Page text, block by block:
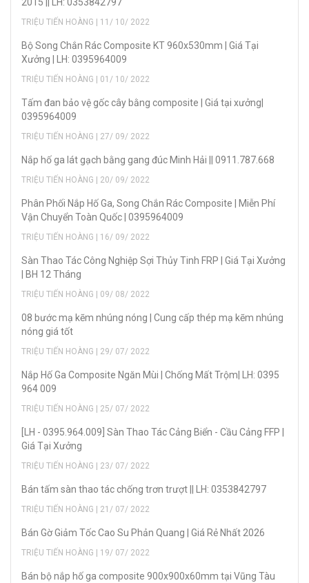
TRIỆU TIẾN HOÀNG | 11/ 10/ 2022
Bộ Song Chắn Rác Composite KT 960x530mm | Giá Tại
Xưởng | LH: 0395964009
TRIỆU TIẾN HOÀNG | 01/ 10/ 2022
Tấm đan bảo vệ gốc cây bằng composite | Giá tại xưởng|
0395964009
TRIỆU TIẾN HOÀNG | 27/ 09/ 2022
Nắp hố ga lát gạch bằng gang đúc Minh Hải || 0911.787.668
TRIỆU TIẾN HOÀNG | 20/ 09/ 2022
Phân Phối Nắp Hố Ga, Song Chắn Rác Composite | Miễn Phí
Vận Chuyển Toàn Quốc | 0395964009
TRIỆU TIẾN HOÀNG | 16/ 09/ 2022
Sàn Thao Tác Công Nghiệp Sợi Thủy Tinh FRP | Giá Tại Xưởng
| BH 12 Tháng
TRIỆU TIẾN HOÀNG | 09/ 08/ 2022
08 bước mạ kẽm nhúng nóng | Cung cấp thép mạ kẽm nhúng
nóng giá tốt
TRIỆU TIẾN HOÀNG | 29/ 07/ 2022
Nắp Hố Ga Composite Ngăn Mùi | Chống Mất Trộm| LH: 0395
964 009
TRIỆU TIẾN HOÀNG | 25/ 07/ 2022
[LH - 0395.964.009] Sàn Thao Tác Cảng Biển - Cầu Cảng FFP |
Giá Tại Xưởng
TRIỆU TIẾN HOÀNG | 23/ 07/ 2022
Bán tấm sàn thao tác chống trơn trượt || LH: 0353842797
TRIỆU TIẾN HOÀNG | 21/ 07/ 2022
Bán Gờ Giảm Tốc Cao Su Phản Quang | Giá Rẻ Nhất 2026
TRIỆU TIẾN HOÀNG | 19/ 07/ 2022
Bán bộ nắp hố ga composite 900x900x60mm tại Vũng Tàu